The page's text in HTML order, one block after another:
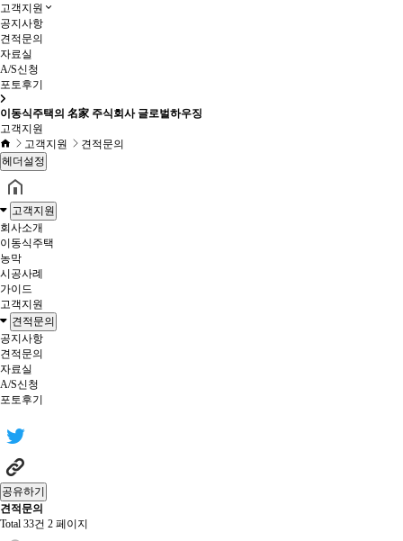
고객지원
공지사항
견적문의
자료실
A/S신청
포토후기
이동식주택의 名家 주식회사 글로벌하우징
고객지원
고객지원
견적문의
헤더설정
고객지원
회사소개
이동식주택
농막
시공사례
가이드
고객지원
견적문의
공지사항
견적문의
자료실
A/S신청
포토후기
공유하기
견적문의
Total 33건 2 페이지